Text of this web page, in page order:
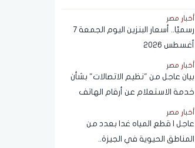
أخبار مصر
رسميًا.. أسعار البنزين اليوم الجمعة 7
أغسطس 2026
أخبار مصر
بيان عاجل من "نظيم الاتصالات" بشأن
خدمة الاستعلام عن أرقام الهاتف
المحمول المسجلة باسم المستخدم
عبر تطبيق My NTRA
أخبار مصر
عاجل | قطع المياه غدا بعدد من
المناطق الحيوية في الجيزة..